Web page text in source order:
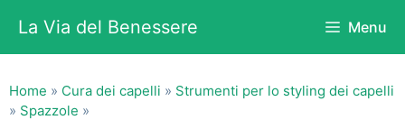
contenuto
La Via del Benessere Menu
Home » Cura dei capelli » Strumenti per lo styling dei capelli
» Spazzole »